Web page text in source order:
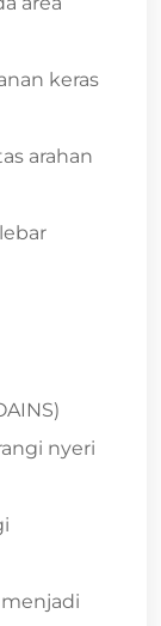
keras
arahan
nyeri